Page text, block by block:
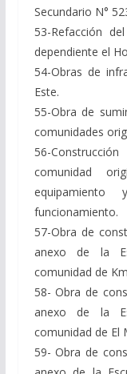
Secundario N°
53-Refacción
dependiente el
54-Obras de
Este.
55-Obra de
comunidades
56-
comunidad
funcionamiento.
57-Obra de
anexo de la
comunidad de
58- Obra de
anexo de la
comunidad de El
59- Obra de